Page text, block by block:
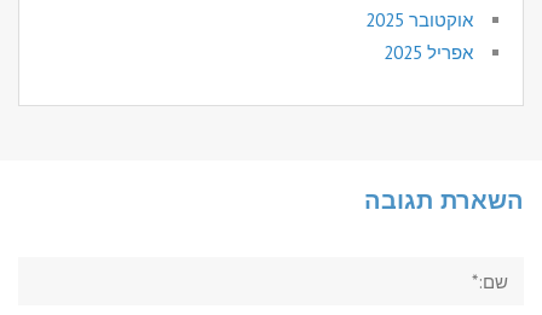
אוקטובר 2025
אפריל 2025
השארת תגובה